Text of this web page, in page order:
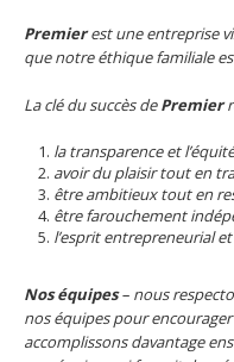
Premierest une entreprise
que notre éthique familiale
La clé du succès dePremier
la transparence et l’équité
avoir du plaisir tout en
être ambitieux tout en
être farouchement
l’esprit entrepreneurial
Nos équipes – nous
nos équipes pour
accomplissons davantage